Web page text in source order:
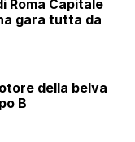
Roma Capitale
gara tutta da
della belva
B